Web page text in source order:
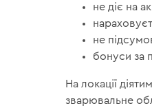
не діє на
не
бонуси за
На локації
зварювальне